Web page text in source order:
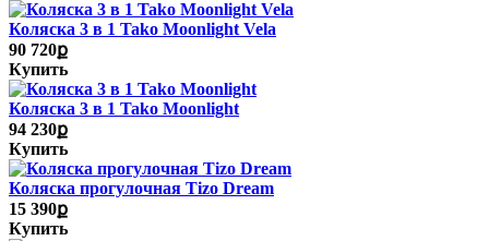
Коляска 3 в 1 Tako Moonlight Vela
90 720ք
Купить
Коляска 3 в 1 Tako Moonlight
94 230ք
Купить
Коляска прогулочная Tizo Dream
15 390ք
Купить